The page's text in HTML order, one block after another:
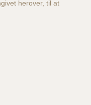
herover, til at